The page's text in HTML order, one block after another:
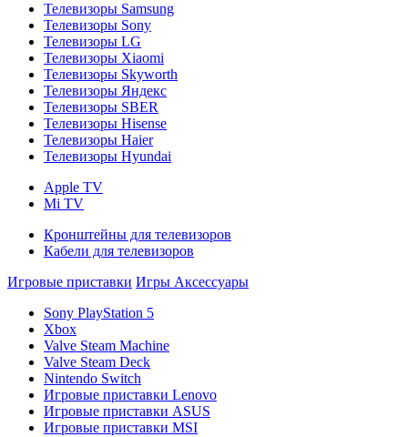
Телевизоры Samsung
Телевизоры Sony
Телевизоры LG
Телевизоры Xiaomi
Телевизоры Skyworth
Телевизоры Яндекс
Телевизоры SBER
Телевизоры Hisense
Телевизоры Haier
Телевизоры Hyundai
Apple TV
Mi TV
Кронштейны для телевизоров
Кабели для телевизоров
Игровые приставки Игры Аксессуары
Sony PlayStation 5
Xbox
Valve Steam Machine
Valve Steam Deck
Nintendo Switch
Игровые приставки Lenovo
Игровые приставки ASUS
Игровые приставки MSI